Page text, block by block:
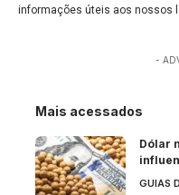
informações úteis aos nossos
-
Mais acessados
Dólar
GUIAS